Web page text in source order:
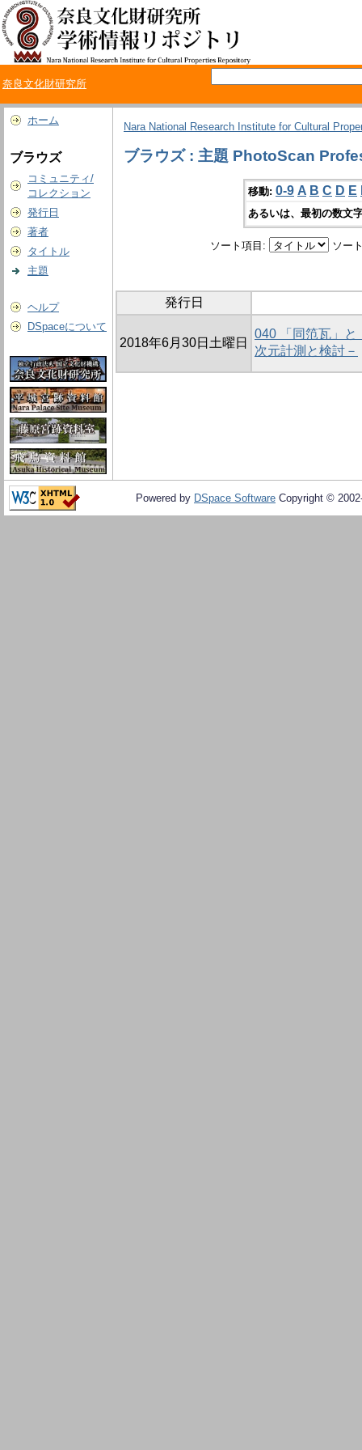
奈良文化財研究所
ホーム
ブラウズ
コミュニティ/
コレクション
発行日
著者
タイトル
主題
ヘルプ
DSpaceについて
Nara National Research Institute for Cultural
ブラウズ : 主題 PhotoScan
移動: 0-9 A B C D E
あるいは、最初の数文
ソート項目: ソー
発行日
2018年6月30日土曜日
040 「同笵瓦」
次元計測と検討－
Powered by DSpace Software Copyright ©